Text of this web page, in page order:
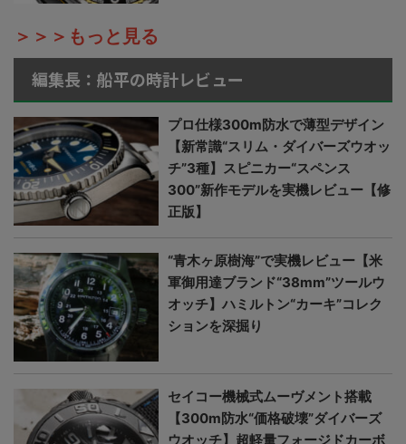
＞＞＞もっと見る
編集長：船平の時計レビュー
プロ仕様300m防水で薄型デザイン
【新常識“スリム・ダイバーズウオッ
チ”3種】スピニカー“スペンス
300”新作モデルを実機レビュー【修
正版】
“青木ヶ原樹海”で実機レビュー【米
軍御用達ブランド“38mm”ツールウ
オッチ】ハミルトン“カーキ”コレク
ションを深掘り
セイコー機械式ムーヴメント搭載
【300m防水“価格破壊”ダイバーズ
ウオッチ】超軽量フォージドカーボ